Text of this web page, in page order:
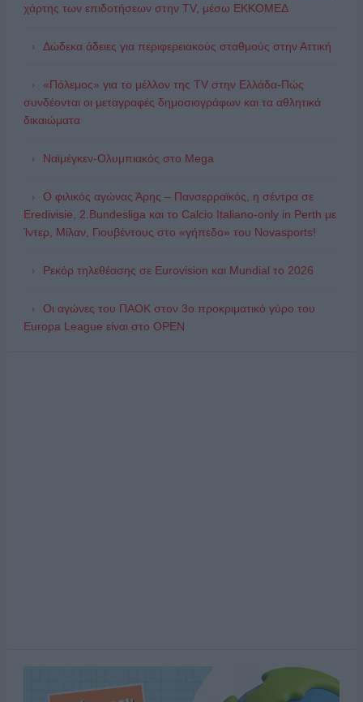
χάρτης των επιδοτήσεων στην TV, μέσω ΕΚΚΟΜΕΔ
Δώδεκα άδειες για περιφερειακούς σταθμούς στην Αττική
«Πόλεμος» για το μέλλον της TV στην Ελλάδα-Πώς
συνδέονται οι μεταγραφές δημοσιογράφων και τα αθλητικά
δικαιώματα
Ναϊμέγκεν-Ολυμπιακός στο Mega
Ο φιλικός αγώνας Άρης – Πανσερραϊκός, η σέντρα σε
Eredivisie, 2.Bundesliga και το Calcio Italiano-only in Perth με
Ίντερ, Μίλαν, Γιουβέντους στο «γήπεδο» του Novasports!
Ρεκόρ τηλεθέασης σε Eurovision και Mundial το 2026
Οι αγώνες του ΠΑΟΚ στον 3ο προκριματικό γύρο του
Europa League είναι στο OPEN